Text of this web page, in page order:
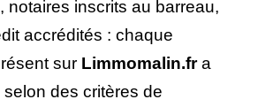
notaires inscrits au barreau,
accrédités : chaque
sur Limmomalin.fra
des critères de